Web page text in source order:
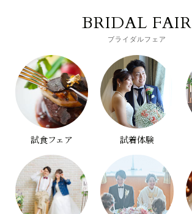
BRIDAL FAIR
ブライダルフェア
試食フェア 試着体験